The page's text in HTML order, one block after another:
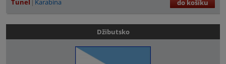
do košíku
Džibutsko